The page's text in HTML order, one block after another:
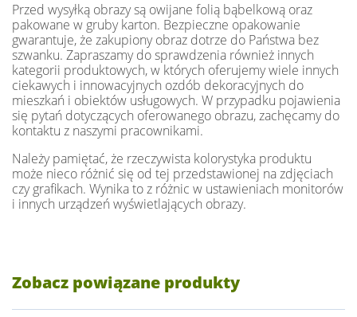
Przed wysyłką obrazy są owijane folią bąbelkową oraz
pakowane w gruby karton. Bezpieczne opakowanie
gwarantuje, że zakupiony obraz dotrze do Państwa bez
szwanku. Zapraszamy do sprawdzenia również innych
kategorii produktowych, w których oferujemy wiele innych
ciekawych i innowacyjnych ozdób dekoracyjnych do
mieszkań i obiektów usługowych. W przypadku pojawienia
się pytań dotyczących oferowanego obrazu, zachęcamy do
kontaktu z naszymi pracownikami.
Należy pamiętać, że rzeczywista kolorystyka produktu
może nieco różnić się od tej przedstawionej na zdjęciach
czy grafikach. Wynika to z różnic w ustawieniach monitorów
i innych urządzeń wyświetlających obrazy.
Zobacz powiązane produkty